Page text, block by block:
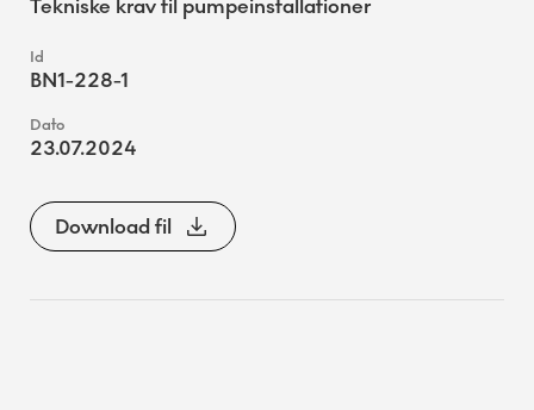
Tekniske krav til pumpeinstallationer
BN1-228-1
23.07.2024
Download fil